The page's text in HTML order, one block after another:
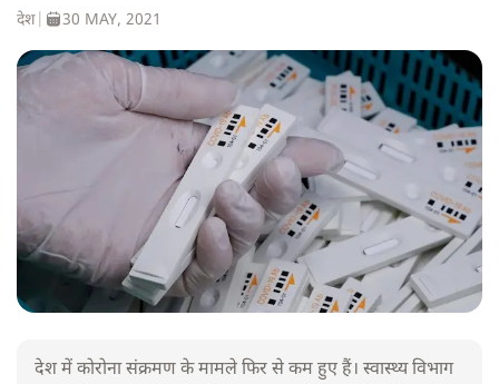
देश 30 MAY, 2021
देश में कोरोना संक्रमण के मामले फिर से कम हुए हैं। स्वास्थ्य विभाग